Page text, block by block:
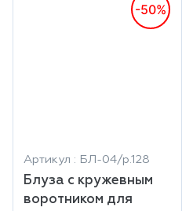
-50%
Артикул : БЛ-04/р.128
Блуза с кружевным
воротником для